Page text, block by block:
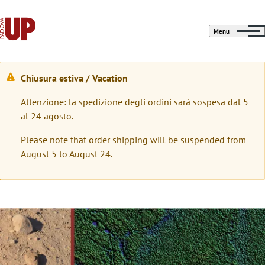
Menu
W
a
r
n
i
g
m
e
Chiusura estiva / Vacation
Attenzione: la spedizione degli ordini sarà sospesa dal 5
al 24 agosto.
Please note that order shipping will be suspended from
August 5 to August 24.
Immagine